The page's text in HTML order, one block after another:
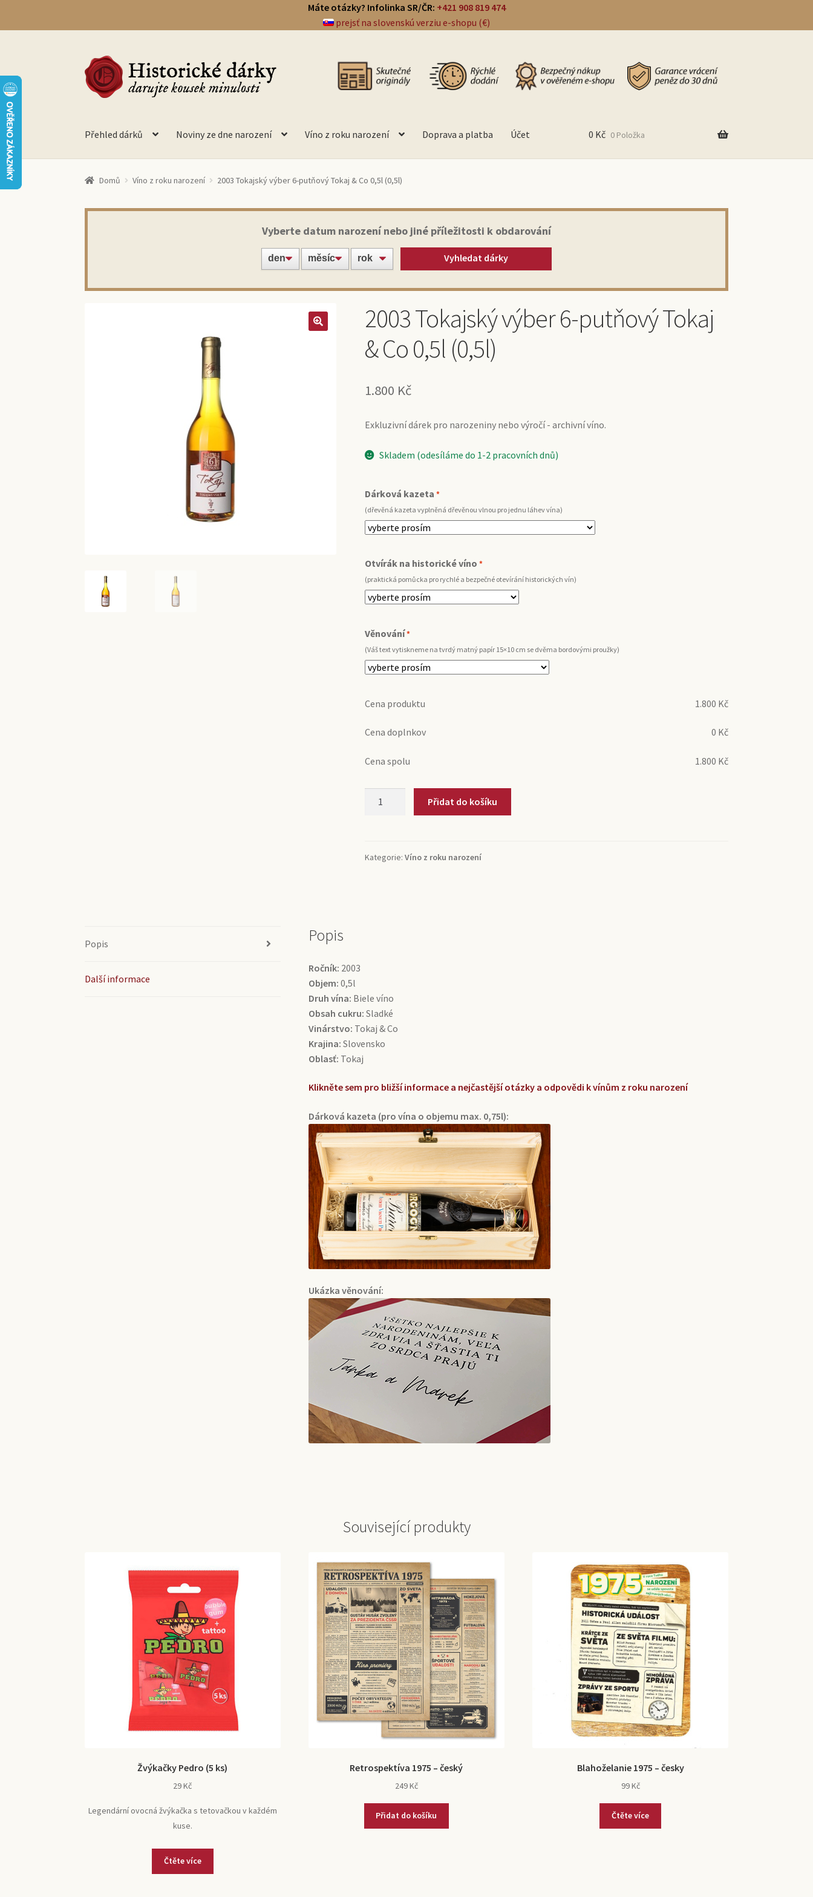
Máte otázky? Infolinka SR/ČR: +421 908 819 474
prejsť na slovenskú verziu e-shopu (€)
Přeskočit
na
navigaci
Přejít
k
obsahu
Přehled dárků Noviny ze dne narození Víno z roku narození Doprava a platba Účet 0 Kč 0 Položka
Domů Víno z roku narození 2003 Tokajský výber 6-putňový Tokaj & Co 0,5l (0,5l)
Vyberte datum narození nebo jiné příležitosti k obdarování
Vyhledat dárky
2003 Tokajský výber 6-putňový Tokaj
& Co 0,5l (0,5l)
1.800 Kč
Exkluzivní dárek pro narozeniny nebo výročí - archivní víno.
Skladem (odesíláme do 1-2 pracovních dnů)
Dárková kazeta *
(dřevěná kazeta vyplněná dřevěnou vlnou pro jednu láhev vína)
Otvírák na historické víno *
(praktická pomůcka pro rychlé a bezpečné otevírání historických vín)
Věnování*
(Váš text vytiskneme na tvrdý matný papír 15×10 cm se dvěma bordovými proužky)
Cena produktu 1.800 Kč
Cena doplnkov 0 Kč
Cena spolu 1.800 Kč
putňový
Přidat do košíku
Kategorie: Víno z roku narození
Popis
Další informace
Popis
Ročník: 2003
Objem: 0,5l
Druh vína: Biele víno
Obsah cukru: Sladké
Vinárstvo: Tokaj & Co
Krajina: Slovensko
Oblasť: Tokaj
Klikněte sem pro bližší informace a nejčastější otázky a odpovědi k vínům z roku narození
Dárková kazeta (pro vína o objemu max. 0,75l):
Ukázka věnování:
Související produkty
Žvýkačky Pedro (5 ks)
29Kč
Legendární ovocná žvýkačka s tetovačkou v každém
kuse.
Čtěte více
Retrospektíva 1975 – český
249Kč
Přidat do košíku
Blahoželanie 1975 – česky
99Kč
Čtěte více